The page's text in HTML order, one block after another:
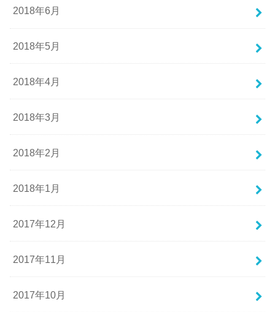
2018年6月
2018年5月
2018年4月
2018年3月
2018年2月
2018年1月
2017年12月
2017年11月
2017年10月